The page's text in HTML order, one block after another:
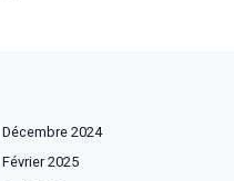
Décembre 2024
Février 2025